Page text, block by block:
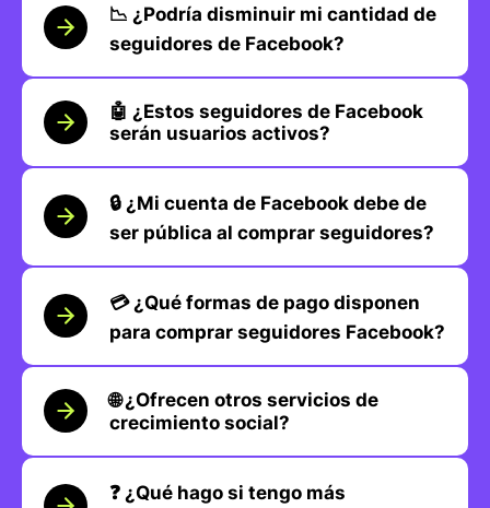
📉 ¿Podría disminuir mi cantidad de
seguidores de Facebook?
🤖 ¿Estos seguidores de Facebook
serán usuarios activos?
🔒 ¿Mi cuenta de Facebook debe de
ser pública al comprar seguidores?
💳 ¿Qué formas de pago disponen
para comprar seguidores Facebook?
🌐 ¿Ofrecen otros servicios de
crecimiento social?
❓ ¿Qué hago si tengo más